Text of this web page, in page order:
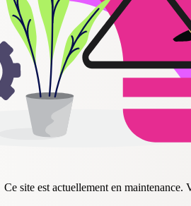
Ce site est actuellement en maintenance.